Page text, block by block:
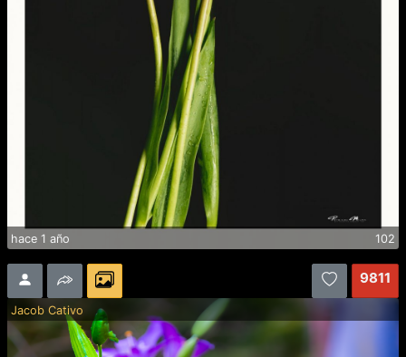
hace 1 año 102
9811
Jacob Cativo